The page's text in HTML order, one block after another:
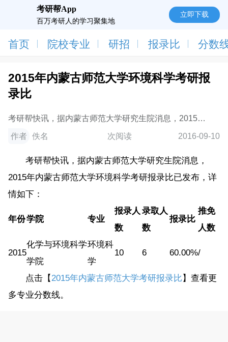
考研帮App
百万考研人的学习聚集地
立即下载
首页 院校专业 研招 报录比 分数
2015年内蒙古师范大学环境科学考研报
录比
考研帮快讯，据内蒙古师范大学研究生院消息，2015年
内蒙古师范大学环境科学考研报录比已发布，详情如
下：年份学院专业报录人数录取人数报录比推
作者 佚名 次阅读 2016-09-10
考研帮快讯，据内蒙古师范大学研究生院消息，
2015年内蒙古师范大学环境科学考研报录比已发布，详
情如下：
年份学院 专业
报录人
数
录取人
数
报录比
推免
人数
2015
化学与环境科学
学院
环境科
学
10 6 60.00%/
点击【2015年内蒙古师范大学考研报录比 】查看更
多专业分数线。